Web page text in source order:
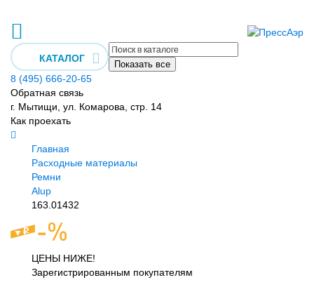
КАТАЛОГ
Показать все
8 (495) 666-20-65
Обратная связь
г. Мытищи, ул. Комарова, стр. 14
Как проехать
Главная
Расходные материалы
Ремни
Alup
163.01432
ЦЕНЫ НИЖЕ!
Зарегистрированным покупателям